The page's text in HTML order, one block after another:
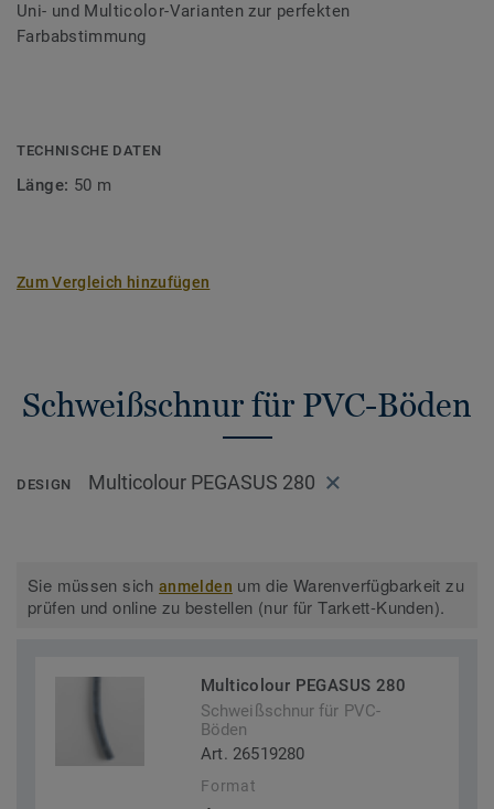
Uni- und Multicolor-Varianten zur perfekten
Farbabstimmung
TECHNISCHE DATEN
Länge: 50 m
Zum Vergleich hinzufügen
Schweißschnur für PVC-Böden
DESIGN Multicolour PEGASUS 280
Sie müssen sichanmelden um die Warenverfügbarkeit zu
prüfen und online zu bestellen (nur für Tarkett-Kunden).
Multicolour PEGASUS 280
Schweißschnur für PVC-
Böden
Art. 26519280
Format